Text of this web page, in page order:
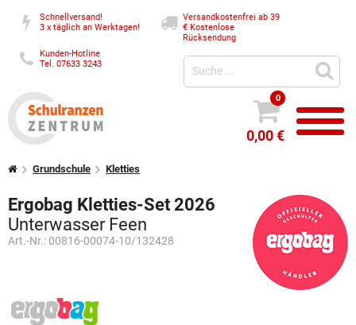
Schnellversand!
3 x täglich an Werktagen!
Versandkostenfrei ab 39
€Kostenlose
Rücksendung
Kunden-Hotline
Tel. 07633 3243
0
0,00 €
Grundschule Kletties
Ergobag Kletties-Set 2026
Unterwasser Feen
Art.-Nr.: 00816-00074-10/132428